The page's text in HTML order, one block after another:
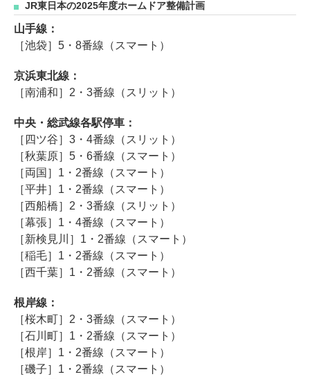
JR東日本の2025年度ホームドア整備計画
山手線：
［池袋］5・8番線（スマート）
京浜東北線：
［南浦和］2・3番線（スリット）
中央・総武線各駅停車：
［四ツ谷］3・4番線（スリット）
［秋葉原］5・6番線（スマート）
［両国］1・2番線（スマート）
［平井］1・2番線（スマート）
［西船橋］2・3番線（スリット）
［幕張］1・4番線（スマート）
［新検見川］1・2番線（スマート）
［稲毛］1・2番線（スマート）
［西千葉］1・2番線（スマート）
根岸線：
［桜木町］2・3番線（スマート）
［石川町］1・2番線（スマート）
［根岸］1・2番線（スマート）
［磯子］1・2番線（スマート）